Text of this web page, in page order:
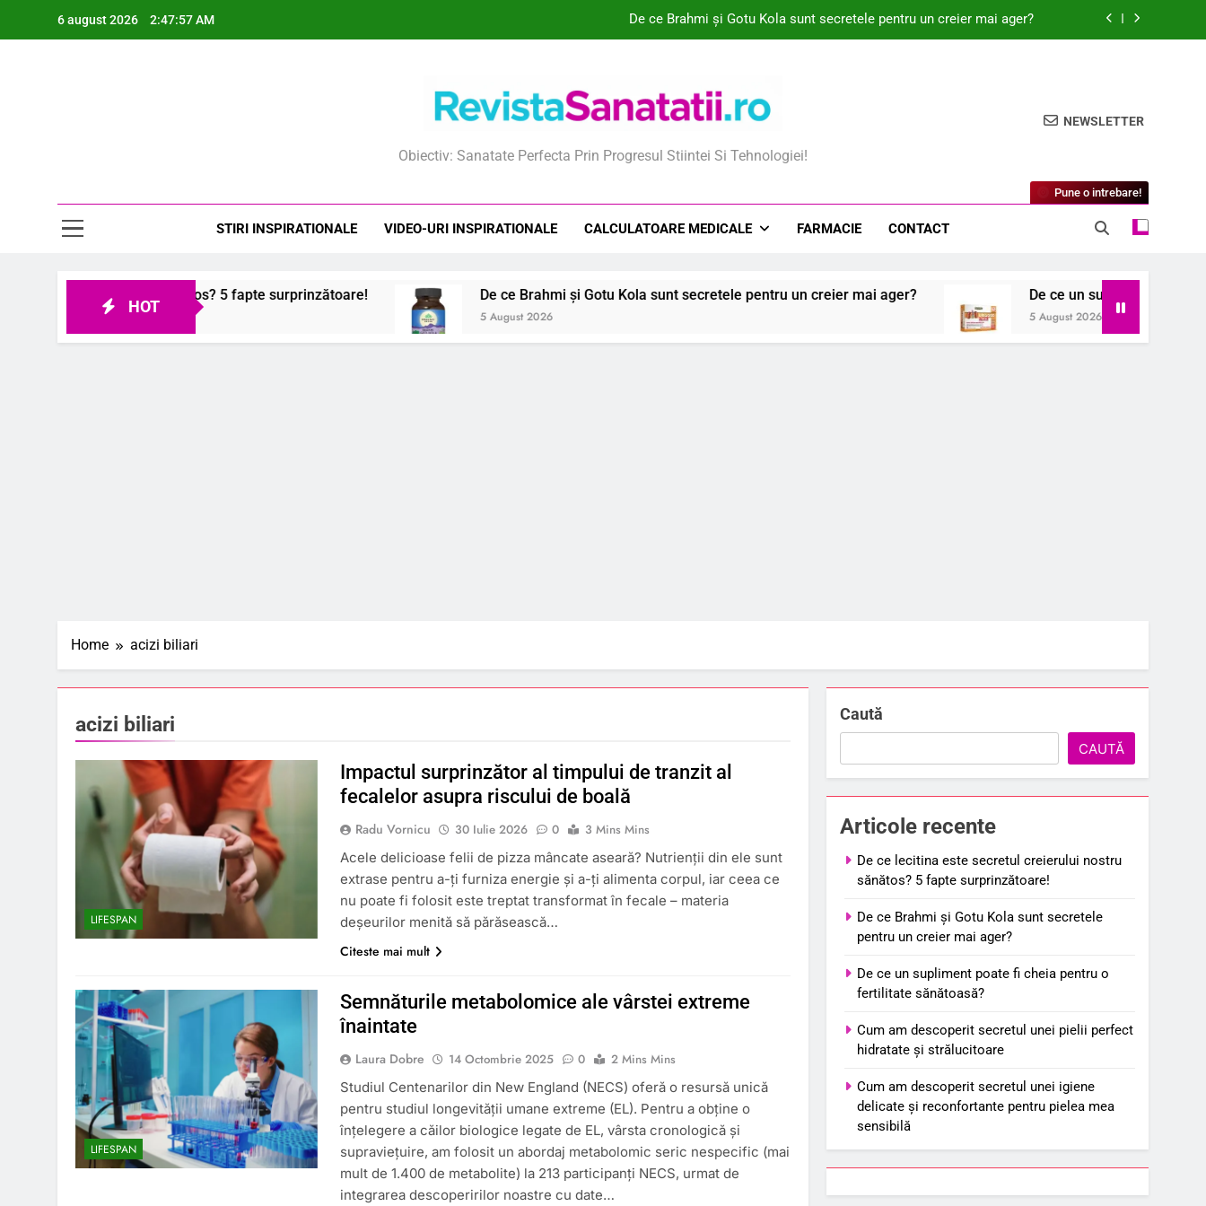
6 august 2026 2:47:58 AM De ce Brahmi și Gotu Kola sunt secretele pentru un creier mai ager?
Cum am descoperit secretul unei pielii perfect hidratate și strălucitoare
Revista Sanatatii
Obiectiv: Sanatate Perfecta Prin Progresul Stiintei Si Tehnologiei!
NEWSLETTER
STIRI INSPIRATIONALE VIDEO-URI INSPIRATIONALE CALCULATOARE MEDICALE FARMACIE CONTACT
Pune o intrebare!
HOT
nostru sănătos? 5 fapte surprinzătoare! De ce Brahmi și Gotu Kola sunt secretele pentru un creier mai ager?
5 August 2026
De ce un supliment poate fi cheia
5 August 2026
Home acizi biliari
acizi biliari
LIFESPAN
Impactul surprinzător al timpului de tranzit al
fecalelor asupra riscului de boală
Radu Vornicu 30 Iulie 2026 0
3 Mins Mins
Acele delicioase felii de pizza mâncate aseară? Nutrienții din ele sunt
extrase pentru a-ți furniza energie și a-ți alimenta corpul, iar ceea ce
nu poate fi folosit este treptat transformat în fecale – materia
deșeurilor menită să părăsească…
Citeste mai mult
LIFESPAN
Semnăturile metabolomice ale vârstei extreme
înaintate
Laura Dobre 14 Octombrie 2025 0
2 Mins Mins
Studiul Centenarilor din New England (NECS) oferă o resursă unică
pentru studiul longevității umane extreme (EL). Pentru a obține o
înțelegere a căilor biologice legate de EL, vârsta cronologică și
supraviețuire, am folosit un abordaj metabolomic seric nespecific (mai
mult de 1.400 de metabolite) la 213 participanți NECS, urmat de
integrarea descoperirilor noastre cu date…
Caută
CAUTĂ
Articole recente
De ce lecitina este secretul creierului nostru
sănătos? 5 fapte surprinzătoare!
De ce Brahmi și Gotu Kola sunt secretele
pentru un creier mai ager?
De ce un supliment poate fi cheia pentru o
fertilitate sănătoasă?
Cum am descoperit secretul unei pielii perfect
hidratate și strălucitoare
Cum am descoperit secretul unei igiene
delicate și reconfortante pentru pielea mea
sensibilă